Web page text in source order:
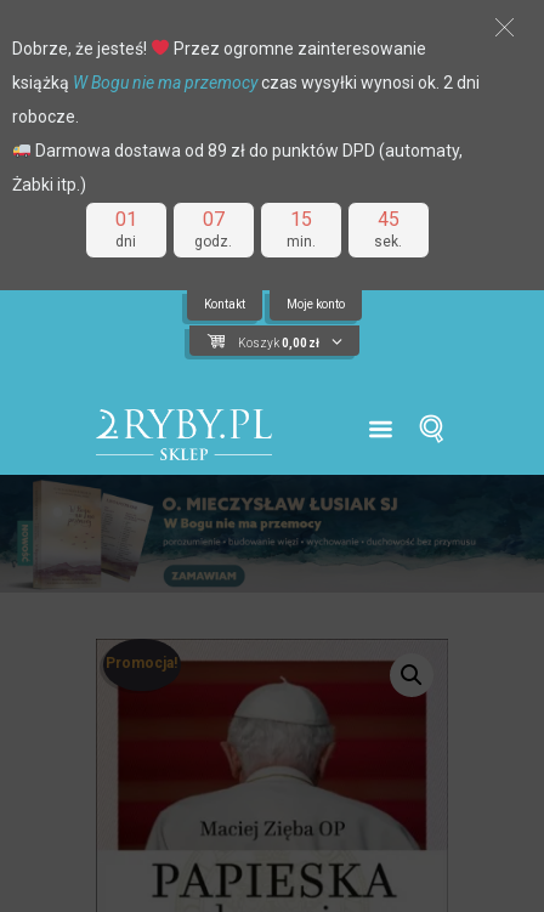
01
dni
07
godz.
15
min.
44
sek.
Dobrze, że jesteś!
Przez ogromne zainteresowanie
książką W Bogu nie ma przemocyczas wysyłki wynosi ok. 2 dni
robocze.
Darmowa dostawa od 89 zł do punktów DPD (automaty,
Żabki itp.)
Kontakt Moje konto
Koszyk 0,00 zł
Promocja!